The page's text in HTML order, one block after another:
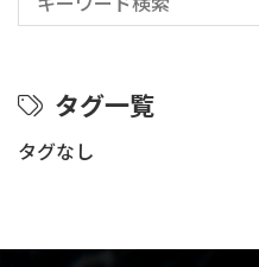
タグ一覧
タグなし